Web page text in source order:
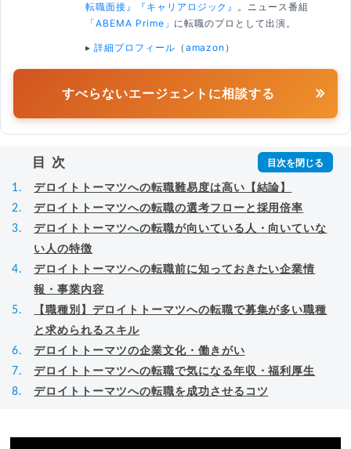
転職面接』
『キャリアロジック』
。ニュース番組
「ABEMA Prime」 に転職のプロとして出演。
▸ 詳細プロフィール （ amazon ）
すべらないエージェントに相談する
目次
デロイトトーマツへの転職難易度は高い【結論】
デロイトトーマツへの転職の選考フローと採用倍率
デロイトトーマツへの転職が向いている人・向いていな
い人の特徴
デロイトトーマツへの転職前に知っておきたい企業情
報・事業内容
【職種別】デロイトトーマツへの転職で募集が多い職種
と求められるスキル
デロイトトーマツの企業文化・働きがい
デロイトトーマツへの転職で気になる年収・福利厚生
デロイトトーマツへの転職を成功させるコツ